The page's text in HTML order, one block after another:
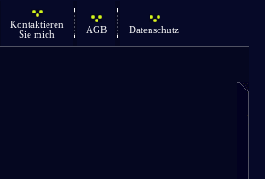
Kontaktieren
Sie mich
AGB Datenschutz